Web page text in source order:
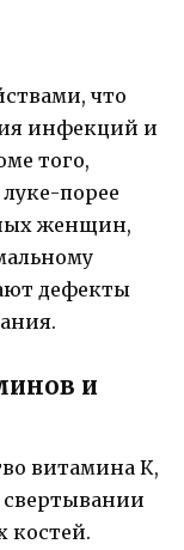
что
инфекций и
того,
порее
женщин,
дефекты
и
витамина К,
костей.